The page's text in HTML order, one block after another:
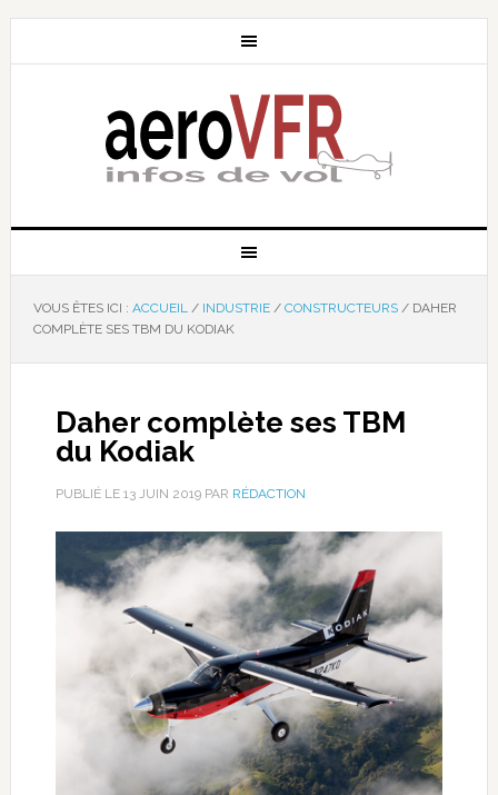
VOUS ÊTES ICI : ACCUEIL / INDUSTRIE / CONSTRUCTEURS /DAHER
COMPLÈTE SES TBM DU KODIAK
Daher complète ses TBM
du Kodiak
PUBLIÉ LE 13 JUIN 2019PAR RÉDACTION